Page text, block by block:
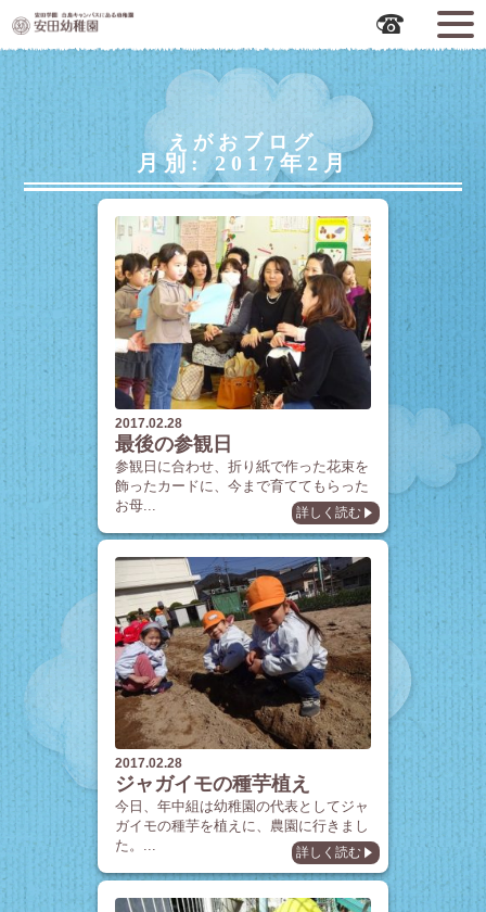
広島市中区の安田幼稚園
えがおブログ
月別: 2017年2月
2017.02.28
最後の参観日
参観日に合わせ、折り紙で作った花束を
飾ったカードに、今まで育ててもらった
お母...
詳しく読む
2017.02.28
ジャガイモの種芋植え
今日、年中組は幼稚園の代表としてジャ
ガイモの種芋を植えに、農園に行きまし
た。...
詳しく読む